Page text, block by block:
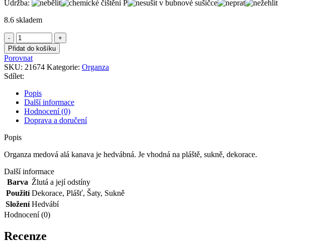
Údržba:
8.6 skladem
Organza
medová
alá
kanava
množství
Přidat do košíku
Porovnat
SKU: 21674 Kategorie: Organza
Sdílet:
Popis
Další informace
Hodnocení (0)
Doprava a doručení
Popis
Organza medová alá kanava je hedvábná. Je vhodná na pláště, sukně, dekorace.
Další informace
Barva Žlutá a její odstíny
Použití Dekorace, Plášť, Šaty, Sukně
Složení Hedvábí
Hodnocení (0)
Recenze